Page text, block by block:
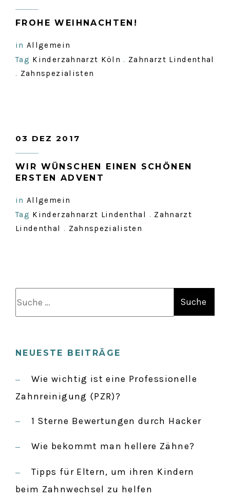
FROHE WEIHNACHTEN!
in Allgemein
Tag Kinderzahnarzt Köln . Zahnarzt Lindenthal
. Zahnspezialisten
03 DEZ 2017
WIR WÜNSCHEN EINEN SCHÖNEN
ERSTEN ADVENT
in Allgemein
Tag Kinderzahnarzt Lindenthal . Zahnarzt
Lindenthal . Zahnspezialisten
n
a
NEUESTE BEITRÄGE
Wie wichtig ist eine Professionelle
Zahnreinigung (PZR)?
1 Sterne Bewertungen durch Hacker
Wie bekommt man hellere Zähne?
Tipps für Eltern, um ihren Kindern
beim Zahnwechsel zu helfen